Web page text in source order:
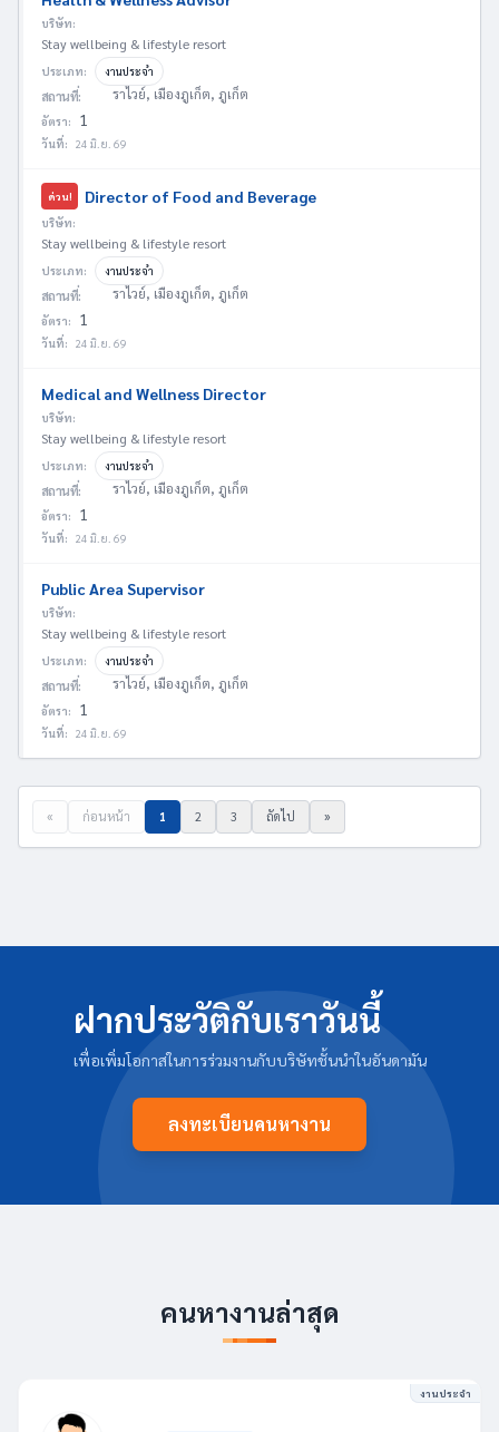
บริษัท:
Stay wellbeing & lifestyle resort
ประเภท: งานประจำ
สถานที่: ราไวย์, เมืองภูเก็ต, ภูเก็ต
อัตรา: 1
วันที่: 24 มิ.ย. 69
ด่วน! Director of Food and Beverage
บริษัท:
Stay wellbeing & lifestyle resort
ประเภท: งานประจำ
สถานที่: ราไวย์, เมืองภูเก็ต, ภูเก็ต
อัตรา: 1
วันที่: 24 มิ.ย. 69
Medical and Wellness Director
บริษัท:
Stay wellbeing & lifestyle resort
ประเภท: งานประจำ
สถานที่: ราไวย์, เมืองภูเก็ต, ภูเก็ต
อัตรา: 1
วันที่: 24 มิ.ย. 69
Public Area Supervisor
บริษัท:
Stay wellbeing & lifestyle resort
ประเภท: งานประจำ
สถานที่: ราไวย์, เมืองภูเก็ต, ภูเก็ต
อัตรา: 1
วันที่: 24 มิ.ย. 69
« ก่อนหน้า 1 2 3 ถัดไป »
ฝากประวัติกับเราวันนี้
เพื่อเพิ่มโอกาสในการร่วมงานกับบริษัทชั้นนำในอันดามัน
ลงทะเบียนคนหางาน
คนหางานล่าสุด
งานประจำ